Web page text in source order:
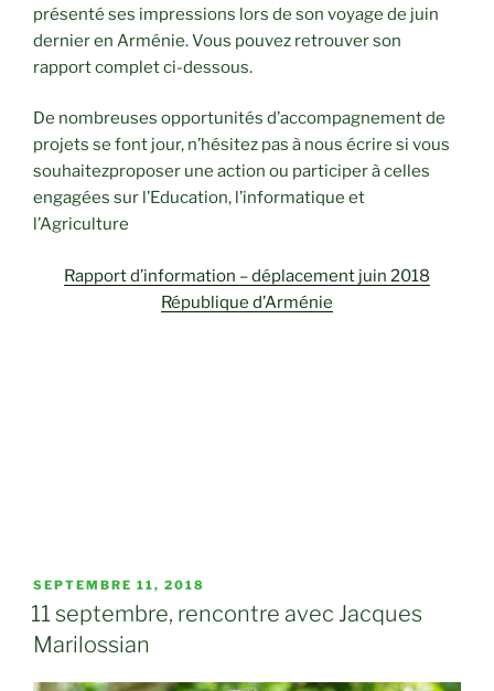
présenté ses impressions lors de son voyage de juin
dernier en Arménie. Vous pouvez retrouver son
rapport complet ci-dessous.
De nombreuses opportunités d’accompagnement de
projets se font jour, n’hésitez pas à nous écrire si vous
souhaitezproposer une action ou participer à celles
engagées sur l’Education, l’informatique et
l’Agriculture
Rapport d’information – déplacement juin 2018
République d’Arménie
PUBLIÉ
LE
SEPTEMBRE 11, 2018
11 septembre, rencontre avec Jacques
Marilossian